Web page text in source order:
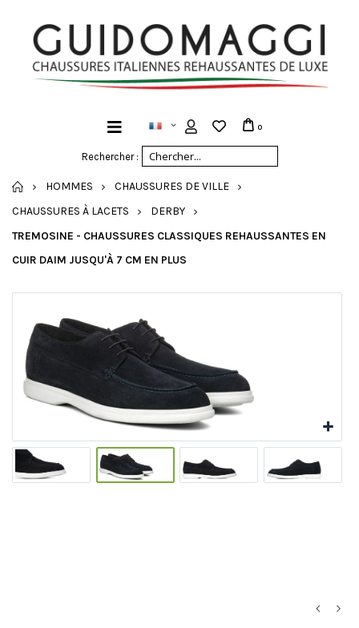
Rechercher :
0
ACCUEIL
HOMMES
CHAUSSURES DE VILLE
CHAUSSURES À LACETS
DERBY
TREMOSINE - CHAUSSURES CLASSIQUES REHAUSSANTES EN
CUIR DAIM JUSQU'À 7 CM EN PLUS